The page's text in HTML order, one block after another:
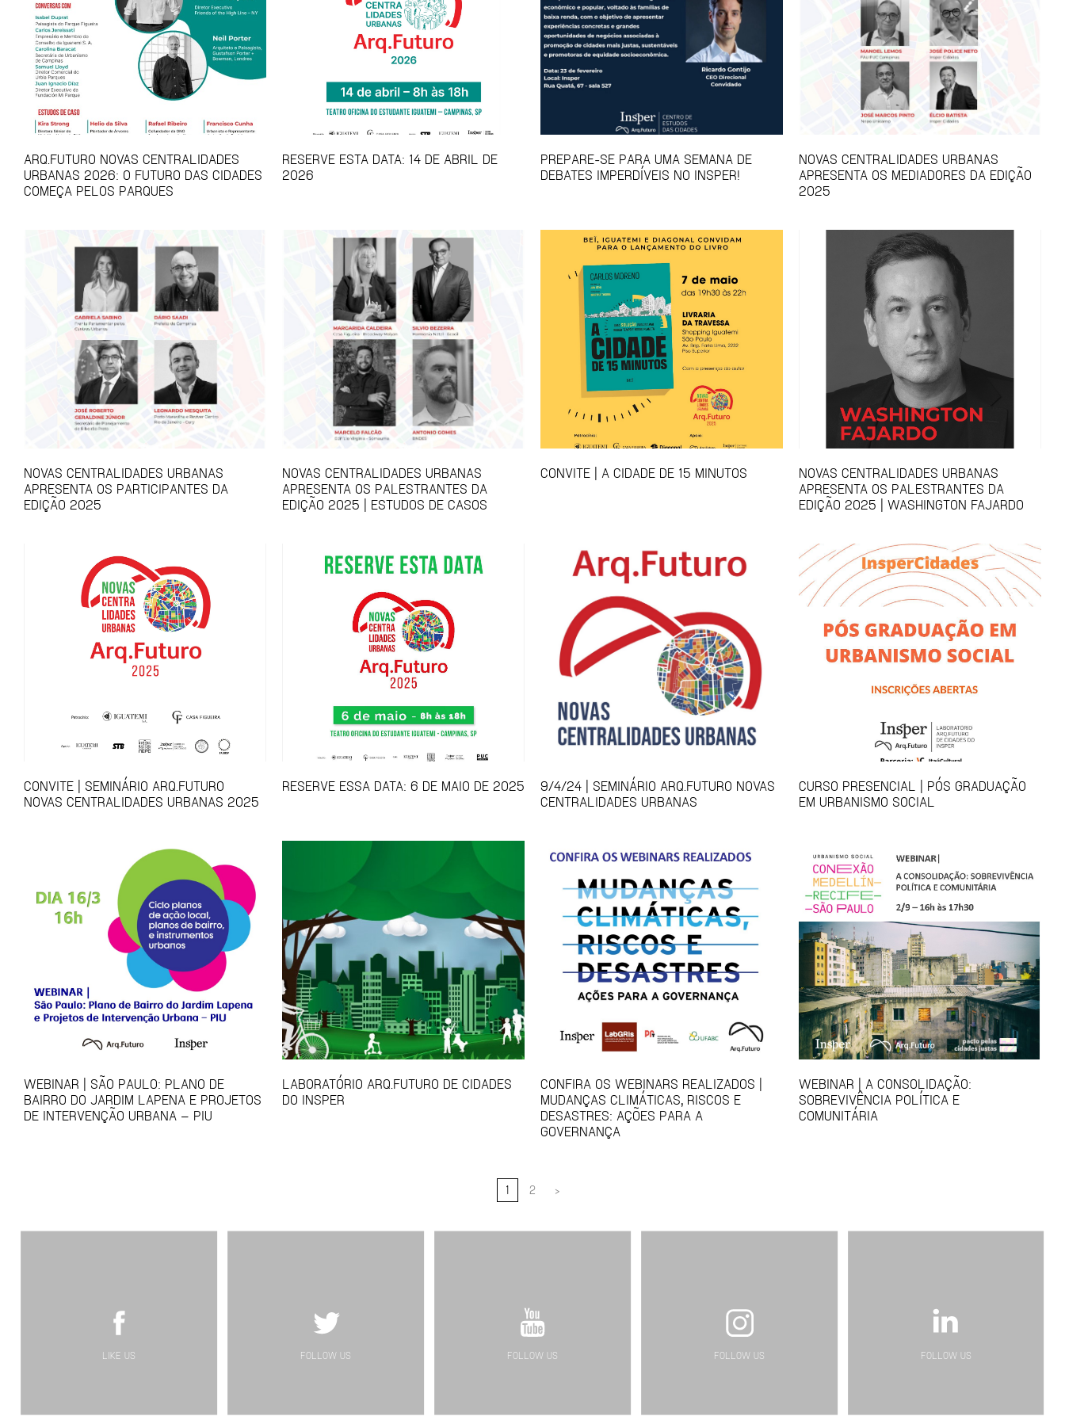
ARQ.FUTURO NOVAS CENTRALIDADES
URBANAS 2026: O FUTURO DAS CIDADES
COMEÇA PELOS PARQUES
RESERVE ESTA DATA: 14 DE ABRIL DE
2026
PREPARE-SE PARA UMA SEMANA DE
DEBATES IMPERDÍVEIS NO INSPER!
NOVAS CENTRALIDADES URBANAS
APRESENTA OS MEDIADORES DA EDIÇÃO
2025
NOVAS CENTRALIDADES URBANAS
APRESENTA OS PARTICIPANTES DA
EDIÇÃO 2025
NOVAS CENTRALIDADES URBANAS
APRESENTA OS PALESTRANTES DA
EDIÇÃO 2025 | ESTUDOS DE CASOS
CONVITE | A CIDADE DE 15 MINUTOS
NOVAS CENTRALIDADES URBANAS
APRESENTA OS PALESTRANTES DA
EDIÇÃO 2025 | WASHINGTON FAJARDO
CONVITE | SEMINÁRIO ARQ.FUTURO
NOVAS CENTRALIDADES URBANAS 2025
RESERVE ESSA DATA: 6 DE MAIO DE 2025
9/4/24 | SEMINÁRIO ARQ.FUTURO NOVAS
CENTRALIDADES URBANAS
CURSO PRESENCIAL | PÓS GRADUAÇÃO
EM URBANISMO SOCIAL
WEBINAR | SÃO PAULO: PLANO DE
BAIRRO DO JARDIM LAPENA E PROJETOS
DE INTERVENÇÃO URBANA – PIU
LABORATÓRIO ARQ.FUTURO DE CIDADES
DO INSPER
CONFIRA OS WEBINARS REALIZADOS |
MUDANÇAS CLIMÁTICAS, RISCOS E
DESASTRES: AÇÕES PARA A
GOVERNANÇA
WEBINAR | A CONSOLIDAÇÃO:
SOBREVIVÊNCIA POLÍTICA E
COMUNITÁRIA
1 2 >
LIKE US FOLLOW US FOLLOW US FOLLOW US FOLLOW US